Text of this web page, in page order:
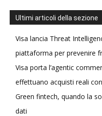
Ultimi articoli della sezione
Visa lancia Threat
piattaforma per prevenire
Visa porta l’agentic
effettuano acquisti reali
Green fintech, quando la
dati